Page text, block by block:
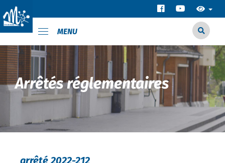
MENU
Arrêtés réglementaires
arrêté 2022-212